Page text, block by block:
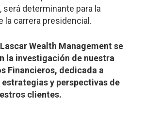
determinante para la
la carrera presidencial.
Wealth Management se
la investigación de nuestra
Financieros, dedicada a
y perspectivas de
clientes.